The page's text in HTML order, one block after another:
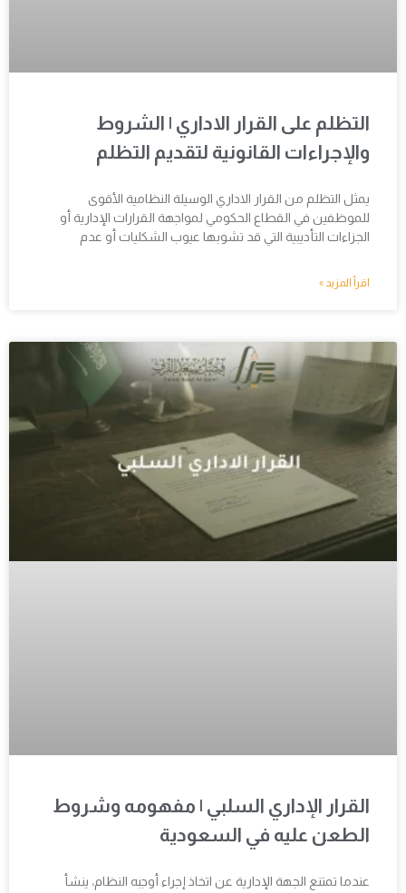
التظلم على القرار الاداري | الشروط
والإجراءات القانونية لتقديم التظلم
يمثل التظلم من القرار الاداري الوسيلة النظامية الأقوى
للموظفين في القطاع الحكومي لمواجهة القرارات الإدارية أو
الجزاءات التأديبية التي قد تشوبها عيوب الشكليات أو عدم
اقرأ المزيد »
القرار الإداري السلبي | مفهومه وشروط
الطعن عليه في السعودية
عندما تمتنع الجهة الإدارية عن اتخاذ إجراء أوجبه النظام، ينشأ